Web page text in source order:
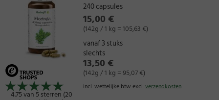
4.75 van 5 sterren (20
240 capsules
15,00 €
(142g / 1 kg = 105,63 €)
vanaf 3 stuks
slechts
13,50 €
(142g / 1 kg = 95,07 €)
incl. wettelijke btw excl.verzendkosten